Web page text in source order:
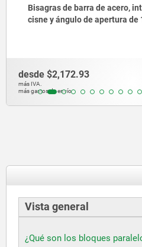
con cuello de
DETALLES
Vista general
¿Qué son los bloques